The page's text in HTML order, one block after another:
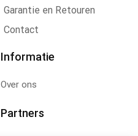
Garantie en Retouren
Contact
Informatie
Over ons
Partners